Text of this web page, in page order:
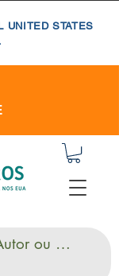
UNITED STATES